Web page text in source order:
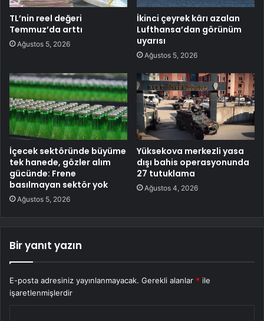
TL’nin reel değeri
Temmuz’da arttı
Ağustos 5, 2026
İkinci çeyrek kârı azalan
Lufthansa’dan görünüm
uyarısı
Ağustos 5, 2026
İçecek sektöründe büyüme
tek hanede, gözler alım
gücünde: Frene
basılmayan sektör yok
Ağustos 5, 2026
Yüksekova merkezli yasa
dışı bahis operasyonunda
27 tutuklama
Ağustos 4, 2026
Bir yanıt yazın
E-posta adresiniz yayınlanmayacak. Gerekli alanlar * ile
işaretlenmişlerdir